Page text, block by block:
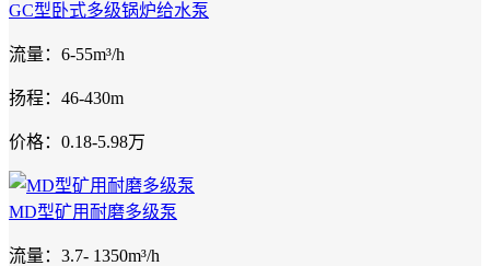
GC型卧式多级锅炉给水泵
流量：6-55m³/h
扬程：46-430m
价格：0.18-5.98万
MD型矿用耐磨多级泵
流量：3.7- 1350m³/h